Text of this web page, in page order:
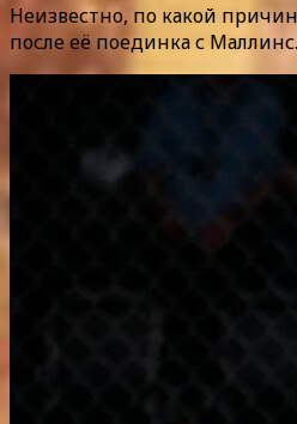
Неизвестно, по какой
после её поединка с